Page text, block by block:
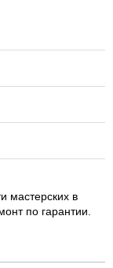
мастерских в
по гарантии.